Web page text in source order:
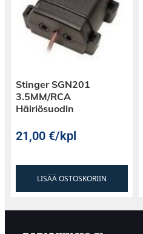
Stinger SGN201
3.5MM/RCA
Häiriösuodin
21,00€/kpl
LISÄÄ OSTOSKORIIN